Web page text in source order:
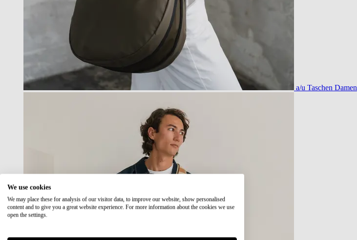
a/u Taschen Damen
We use cookies
We may place these for analysis of our visitor data, to improve our website, show personalised
content and to give you a great website experience. For more information about the cookies we use
open the settings.